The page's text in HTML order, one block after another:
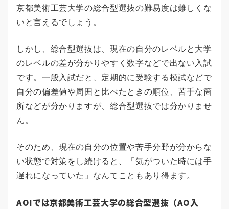
京都美術工芸大学の総合型選抜の難易度は難しくな
いと言えるでしょう。
しかし、総合型選抜は、現在の自分のレベルと大学
のレベルの差が分かりやすく数字などで出ない入試
です。一般入試だと、定期的に受験する模試などで
自分の偏差値や周囲と比べたときの順位、苦手な箇
所などが分かりますが、総合型選抜では分かりませ
ん。
そのため、現在の自分の位置や苦手分野が分からな
い状態で対策をし続けると、「気がついた時には手
遅れになっていた」なんてこともあり得ます。
AOIでは京都美術工芸大学の総合型選抜（AO入